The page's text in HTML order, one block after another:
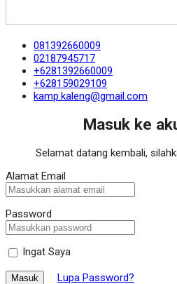
081392660009
02187945717
+6281392660009
+628159029109
kamp.kaleng@gmail.com
Masuk ke
Selamat datang kembali,
Alamat Email
Password
Ingat Saya
Masuk Lupa Password?